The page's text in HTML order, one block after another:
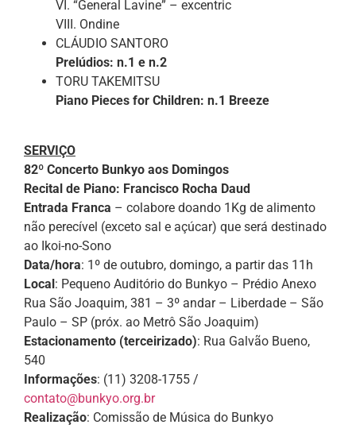
VI. “General Lavine” – excentric
VIII. Ondine
CLÁUDIO SANTORO
Prelúdios: n.1 e n.2
TORU TAKEMITSU
Piano Pieces for Children: n.1 Breeze
SERVIÇO
82º Concerto Bunkyo aos Domingos
Recital de Piano: Francisco Rocha Daud
Entrada Franca – colabore doando 1Kg de alimento
não perecível (exceto sal e açúcar) que será destinado
ao Ikoi-no-Sono
Data/hora: 1º de outubro, domingo, a partir das 11h
Local: Pequeno Auditório do Bunkyo – Prédio Anexo
Rua São Joaquim, 381 – 3º andar – Liberdade – São
Paulo – SP (próx. ao Metrô São Joaquim)
Estacionamento (terceirizado): Rua Galvão Bueno,
540
Informações: (11) 3208-1755 /
contato@bunkyo.org.br
Realização: Comissão de Música do Bunkyo